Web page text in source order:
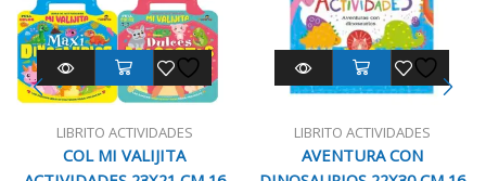
LIBRITO ACTIVIDADES
COL MI VALIJITA
LIBRITO ACTIVIDADES
AVENTURA CON